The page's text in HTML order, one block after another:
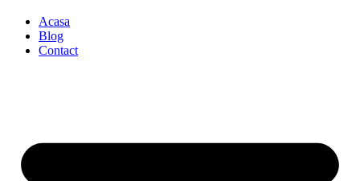
Acasa
Blog
Contact